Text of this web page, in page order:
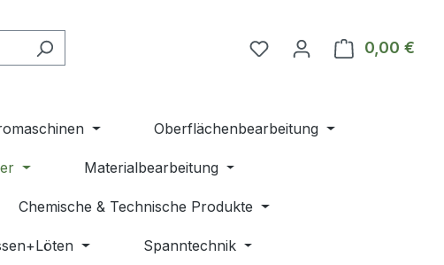
Du hast 0 Produkte auf
0,00 €
Oberflächenbearbeitung
Materialbearbeitung
Chemische & Technische Produkte
Spanntechnik